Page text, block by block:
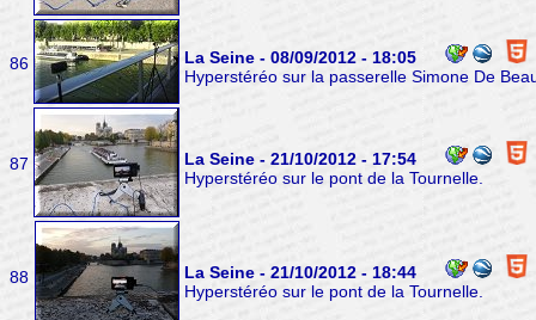
86
La Seine - 08/09/2012 - 18:05
Hyperstéréo sur la passerelle Simone De
87
La Seine - 21/10/2012 - 17:54
Hyperstéréo sur le pont de la Tournelle.
88
La Seine - 21/10/2012 - 18:44
Hyperstéréo sur le pont de la Tournelle.